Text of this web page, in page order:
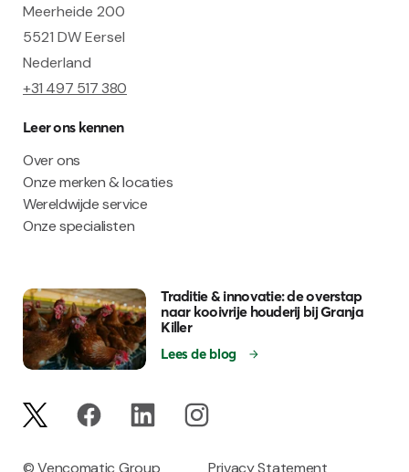
Meerheide 200
5521 DW Eersel
Nederland
+31 497 517 380
Leer ons kennen
Over ons
Onze merken & locaties
Wereldwijde service
Onze specialisten
Traditie & innovatie: de overstap
naar kooivrije houderij bij Granja
Killer
Lees de blog